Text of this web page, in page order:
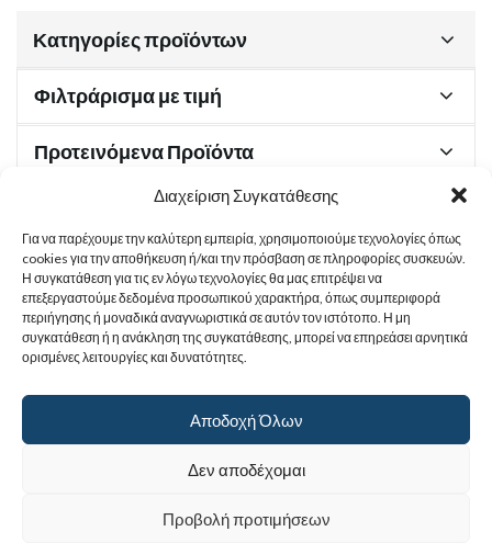
Διαχείριση Συγκατάθεσης
Για να παρέχουμε την καλύτερη εμπειρία, χρησιμοποιούμε τεχνολογίες όπως
cookies για την αποθήκευση ή/και την πρόσβαση σε πληροφορίες συσκευών.
Η συγκατάθεση για τις εν λόγω τεχνολογίες θα μας επιτρέψει να
επεξεργαστούμε δεδομένα προσωπικού χαρακτήρα, όπως συμπεριφορά
περιήγησης ή μοναδικά αναγνωριστικά σε αυτόν τον ιστότοπο. Η μη
συγκατάθεση ή η ανάκληση της συγκατάθεσης, μπορεί να επηρεάσει αρνητικά
ορισμένες λειτουργίες και δυνατότητες.
Αποδοχή Όλων
Δεν αποδέχομαι
Προβολή προτιμήσεων
Κατηγορίες προϊόντων
Φιλτράρισμα με τιμή
Προτεινόμενα Προϊόντα
Χρήσιμα Έγγραφα
Sitemap
Ιερά Γυναικεία Μονή Αγίας Παρασκευής